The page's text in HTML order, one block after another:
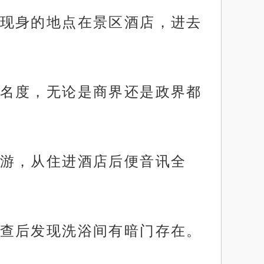
身的地点在景区酒店，进去
度，无论是商界还是政界都
，从住进酒店后便音讯全
后发现洗浴间有暗门存在。